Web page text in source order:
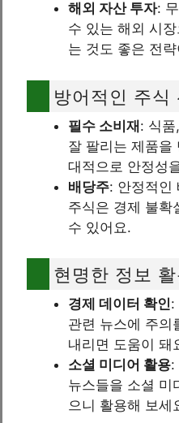
해외 자산 투자:
수 있는 해외 시
는 것도 좋은 전
방어적인 주식
필수 소비재: 식
잘 팔리는 제품을
대적으로 안정성
배당주: 안정적인
주식은 경제 불확
수 있어요.
현명한 정보
경제 데이터 확인:
관련 뉴스에 주의
내리면 도움이 돼
소셜 미디어 활용:
뉴스들을 소셜 미
으니 활용해 보세